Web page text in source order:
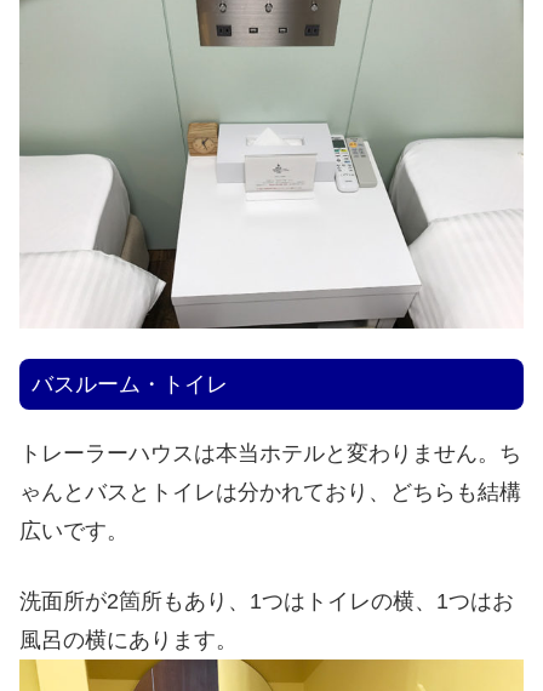
バスルーム・トイレ
トレーラーハウスは本当ホテルと変わりません。ち
ゃんとバスとトイレは分かれており、どちらも結構
広いです。
洗面所が2箇所もあり、1つはトイレの横、1つはお
風呂の横にあります。